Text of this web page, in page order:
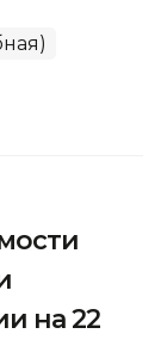
на 22